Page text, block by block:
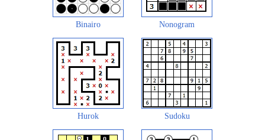
Binairo Nonogram
Hurok Sudoku